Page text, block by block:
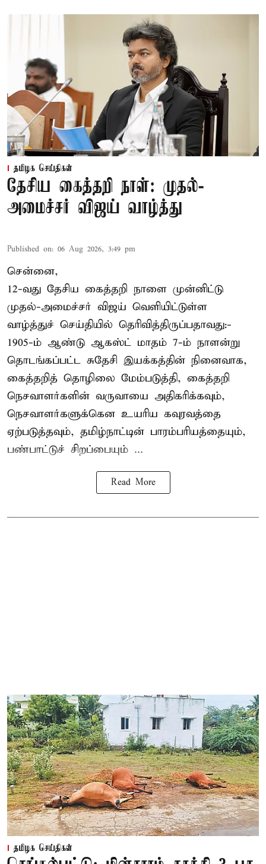
தமிழக செய்திகள்
தேசிய கைத்தறி நாள்: முதல்-
அமைச்சர் விஜய் வாழ்த்து
Published on: 06 Aug 2026, 3:49 pm
சென்னை,
12-வது தேசிய கைத்தறி நாளை முன்னிட்டு
முதல்-அமைச்சர் விஜய் வெளியிட்டுள்ள
வாழ்த்துச் செய்தியில் தெரிவித்திருப்பதாவது:-
1905-ம் ஆண்டு ஆகஸ்ட் மாதம் 7-ம் நாளன்று
தொடங்கப்பட்ட சுதேசி இயக்கத்தின் நினைவாக,
கைத்தறித் தொழிலை மேம்படுத்தி, கைத்தறி
நெசவாளர்களின் வருவாயை அதிகரிக்கவும்,
நெசவாளர்களுக்கென உயரிய கவுரவத்தை
ஏற்படுத்தவும், தமிழ்நாட்டின் பாரம்பரியத்தையும்,
பண்பாட்டுச் சிறப்பையும் ...
Read More
தமிழக செய்திகள்